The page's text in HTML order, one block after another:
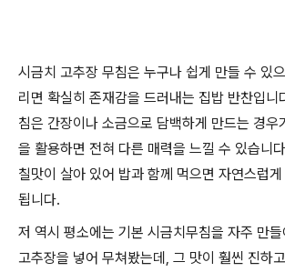
시금치 고추장 무침은 누구나 쉽게 만들 수 있
리면 확실히 존재감을 드러내는 집밥 반찬입니
침은 간장이나 소금으로 담백하게 만드는 경우
을 활용하면 전혀 다른 매력을 느낄 수 있습니
칠맛이 살아 있어 밥과 함께 먹으면 자연스럽게
됩니다.
저 역시 평소에는 기본 시금치무침을 자주 만
고추장을 넣어 무쳐봤는데, 그 맛이 훨씬 진하